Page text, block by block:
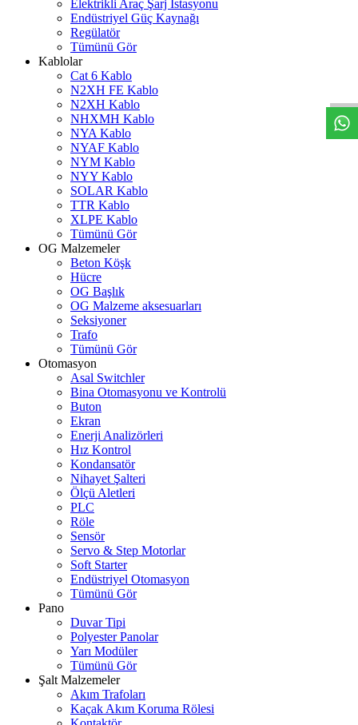
Elektrikli Araç Şarj İstasyonu
Endüstriyel Güç Kaynağı
Regülatör
Tümünü Gör
Kablolar
Cat 6 Kablo
N2XH FE Kablo
N2XH Kablo
NHXMH Kablo
NYA Kablo
NYAF Kablo
NYM Kablo
NYY Kablo
SOLAR Kablo
TTR Kablo
XLPE Kablo
Tümünü Gör
OG Malzemeler
Beton Köşk
Hücre
OG Başlık
OG Malzeme aksesuarları
Seksiyoner
Trafo
Tümünü Gör
Otomasyon
Asal Switchler
Bina Otomasyonu ve Kontrolü
Buton
Ekran
Enerji Analizörleri
Hız Kontrol
Kondansatör
Nihayet Şalteri
Ölçü Aletleri
PLC
Röle
Sensör
Servo & Step Motorlar
Soft Starter
Endüstriyel Otomasyon
Tümünü Gör
Pano
Duvar Tipi
Polyester Panolar
Yarı Modüler
Tümünü Gör
Şalt Malzemeler
Akım Trafoları
Kaçak Akım Koruma Rölesi